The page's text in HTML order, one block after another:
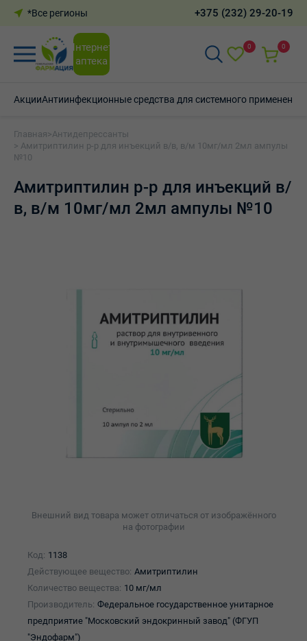
*Все регионы +375 (232) 29-20-19
Интернет-
аптека
0 0
АкцииАнтиинфекционные средства для системного применения
Главная >Антидепрессанты
> Амитриптилин р-р для инъекций в/в, в/м 10мг/мл 2мл ампулы
№10
Амитриптилин р-р для инъекций в/
в, в/м 10мг/мл 2мл ампулы №10
Внешний вид товара может отличаться от изображённого
на фотографии
Код: 1138
Действующее вещество: Амитриптилин
Количество вещества: 10 мг/мл
Производитель: Федеральное государственное унитарное
предприятие "Московский эндокринный завод" (ФГУП
"Эндофарм")